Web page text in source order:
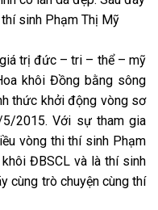
sinh Phạm Thị Mỹ
trị đức – tri – thể – mỹ
khôi Đồng bằng sông
thức khởi động vòng sơ
2015. Với sự tham gia
vòng thi thí sinh Phạm
ĐBSCL và là thí sinh
cùng trò chuyện cùng thí